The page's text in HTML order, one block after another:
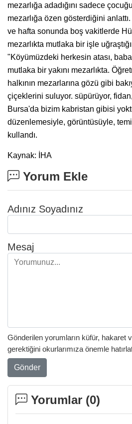
mezarlığa adadığını sadece
mezarlığa özen gösterdiğini anlattı.
ve hafta sonunda boş vakitlerde
mezarlıkta mutlaka bir işle
"Köyümüzdeki herkesin atası,
mutlaka bir yakını mezarlıkta.
halkının mezarlarına gözü gibi
çiçeklerini suluyor. süpürüyor,
Bursa'da bizim kabristan gibisi
düzenlemesiyle, görüntüsüyle,
kullandı.
Kaynak: İHA
Yorum Ekle
Adınız Soyadınız
Mesaj
Gönderilen yorumların küfür, hakaret
gerektiğini okurlarımıza önemle
Gönder
Yorumlar (0)